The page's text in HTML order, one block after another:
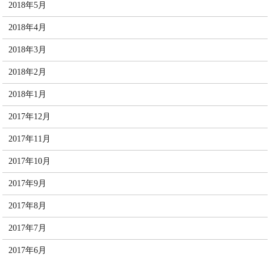
2018年5月
2018年4月
2018年3月
2018年2月
2018年1月
2017年12月
2017年11月
2017年10月
2017年9月
2017年8月
2017年7月
2017年6月